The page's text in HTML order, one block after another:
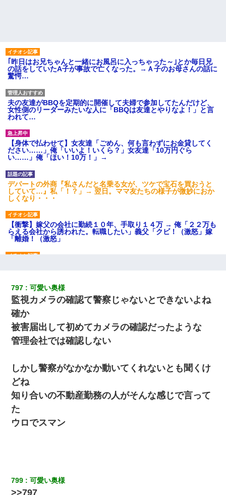
｢昨日はお兄ちゃんと一緒にお風呂に入っちゃった～｣とか毎日兄
の話をしていたA子が事故で亡くなった。→Ａ子のお母さんの話に
驚愕…
夫の友達がBBQを定期的に開催して夫婦で参加してたんだけど、
女性側のリーダーみたいな人に「BBQは友達とやりなよ！」と言
われて…
【身体で払わせて】女友達「ごめん、何も言わずにお金貸してく
ださい……」俺「いいよ！いくら？」女友達「10万円ぐら
い……」俺「ほい！10万！」→
デパートの外商『私さんだと名乗る女が、ツケで宝石を買おうと
していて…』私「！？」→ 翌日。ママ友たちの様子が微妙におか
しくなり・・・
【衝撃】嫁父の会社に勤続１０年、手取り１４万 → 俺「２２万も
らえる会社から誘われた。転職したい」義父「クビ！（激怒」嫁
「離婚！（激怒」
男だけどリベンジポノレノの被害者になって未だに人生が立ち直
せない
彼氏の家に泊まる事になり、ゲームで盛り上がってさぁ寝よう！
と電気を消すとミシッって音が…彼「ちょっと待ってて」→勢い
よくドアを開けるとなんと…
テレワーク上司「会議中はカメラ付けろ！」女社員「え、事前連
絡無しは無理」上司「いいから付けろ！」→
小学生の妹が20代の弟とチューしてるのに、見て見ぬふりの親を
見てから実家を出た。それから15年、妹が弟の子を妊娠したらし
くもう堕胎できない月なんだと母から連絡がきた…｜生活｜ワロ
タあんてな
【まぬけ】夫「離婚だ！」私「わかった。で？」夫「慰謝料
だ！」私「いいけど弁護士通して。私も請求する」夫「」
797 可愛い奥様
監視カメラの確認て警察じゃないとできないよね
確か
被害届出して初めてカメラの確認だったような
管理会社では確認しない
しかし警察がなかなか動いてくれないとも聞くけ
どね
知り合いの不動産勤務の人がそんな感じで言って
た
ウロでスマン
799 可愛い奥様
>>797